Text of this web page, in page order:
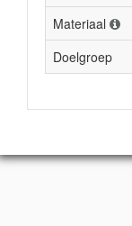
Materiaal
Doelgroep